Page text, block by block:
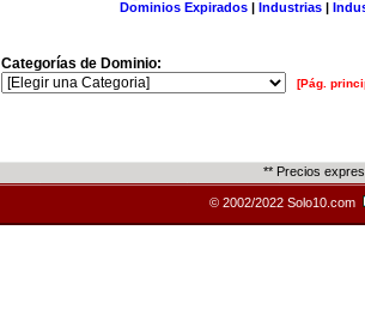
Dominios Expirados | Industrias |
Categorías de Dominio:
[Pág.
** Precios
© 2002/2022 Solo10.com